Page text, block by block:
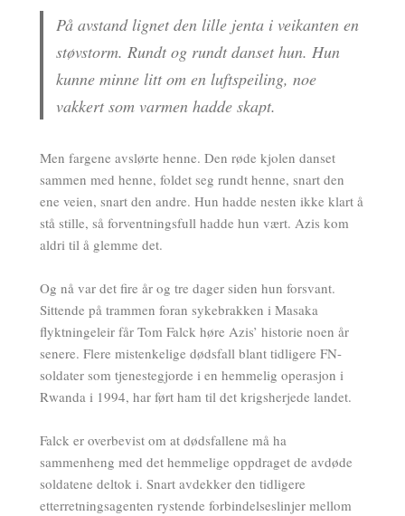
På avstand lignet den lille jenta i veikanten en
støvstorm. Rundt og rundt danset hun. Hun
kunne minne litt om en luftspeiling, noe
vakkert som varmen hadde skapt.
Men fargene avslørte henne. Den røde kjolen danset
sammen med henne, foldet seg rundt henne, snart den
ene veien, snart den andre. Hun hadde nesten ikke klart å
stå stille, så forventningsfull hadde hun vært. Azis kom
aldri til å glemme det.
Og nå var det fire år og tre dager siden hun forsvant.
Sittende på trammen foran sykebrakken i Masaka
flyktningeleir får Tom Falck høre Azis’ historie noen år
senere. Flere mistenkelige dødsfall blant tidligere FN-
soldater som tjenestegjorde i en hemmelig operasjon i
Rwanda i 1994, har ført ham til det krigsherjede landet.
Falck er overbevist om at dødsfallene må ha
sammenheng med det hemmelige oppdraget de avdøde
soldatene deltok i. Snart avdekker den tidligere
etterretningsagenten rystende forbindelseslinjer mellom